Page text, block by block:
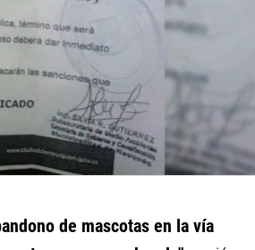
de mascotas en la vía